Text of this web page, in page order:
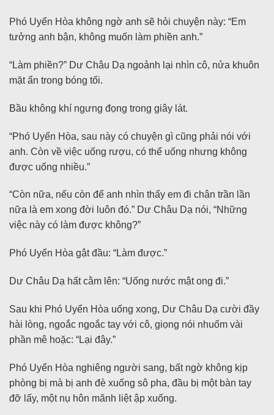
Phó Uyển Hòa không ngờ anh sẽ hỏi chuyện này: “Em
tưởng anh bận, không muốn làm phiền anh.”
“Làm phiền?” Dư Châu Dạ ngoảnh lại nhìn cô, nửa khuôn
mặt ẩn trong bóng tối.
Bầu không khí ngưng đọng trong giây lát.
“Phó Uyển Hòa, sau này có chuyện gì cũng phải nói với
anh. Còn về việc uống rượu, có thể uống nhưng không
được uống nhiều.”
“Còn nữa, nếu còn để anh nhìn thấy em đi chân trần lần
nữa là em xong đời luôn đó.” Dư Châu Dạ nói, “Những
việc này có làm được không?”
Phó Uyển Hòa gật đầu: “Làm được.”
Dư Châu Dạ hất cằm lên: “Uống nước mật ong đi.”
Sau khi Phó Uyển Hòa uống xong, Dư Châu Dạ cười đầy
hài lòng, ngoắc ngoắc tay với cô, giọng nói nhuốm vài
phần mê hoặc: “Lại đây.”
Phó Uyển Hòa nghiêng người sang, bất ngờ không kịp
phòng bị mà bị anh đè xuống sô pha, đầu bị một bàn tay
đỡ lấy, một nụ hôn mãnh liệt ập xuống.